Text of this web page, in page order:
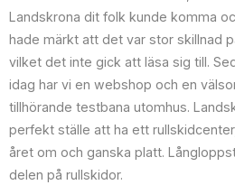
Landskrona dit folk kunde komma
hade märkt att det var stor skillnad
vilket det inte gick att läsa sig till.
idag har vi en webshop och en
tillhörande testbana utomhus.
perfekt ställe att ha ett
året om och ganska platt.
delen på rullskidor.